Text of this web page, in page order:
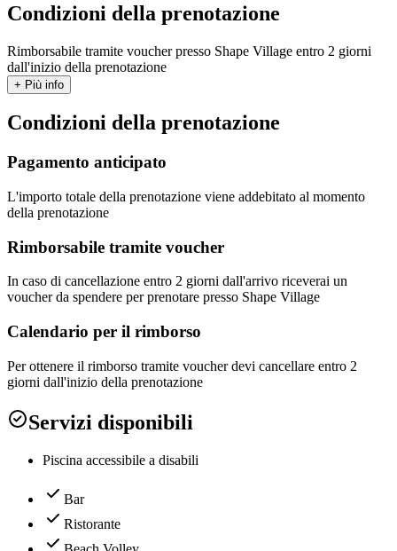
Condizioni della prenotazione
Rimborsabile tramite voucher presso Shape Village entro 2 giorni
dall'inizio della prenotazione
+ Più info
Condizioni della prenotazione
Pagamento anticipato
L'importo totale della prenotazione viene addebitato al momento
della prenotazione
Rimborsabile tramite voucher
In caso di cancellazione entro 2 giorni dall'arrivo riceverai un
voucher da spendere per prenotare presso Shape Village
Calendario per il rimborso
Per ottenere il rimborso tramite voucher devi cancellare entro 2
giorni dall'inizio della prenotazione
Servizi disponibili
Piscina accessibile a disabili
Bar
Ristorante